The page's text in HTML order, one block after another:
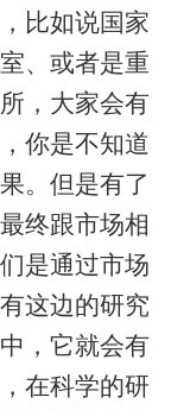
比如说国家
、或者是重
，大家会有
你是不知道
。但是有了
终跟市场相
是通过市场
这边的研究
，它就会有
在科学的研